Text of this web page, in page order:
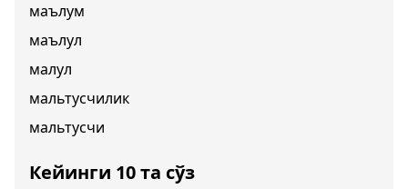
маълум
маълул
малул
мальтусчилик
мальтусчи
Кейинги 10 та сўз